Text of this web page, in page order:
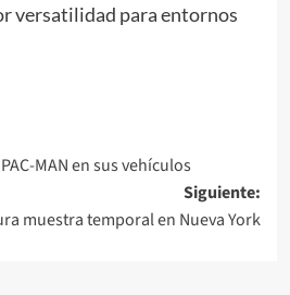
versatilidad para entornos
MAN en sus vehículos
Siguiente:
muestra temporal en Nueva York